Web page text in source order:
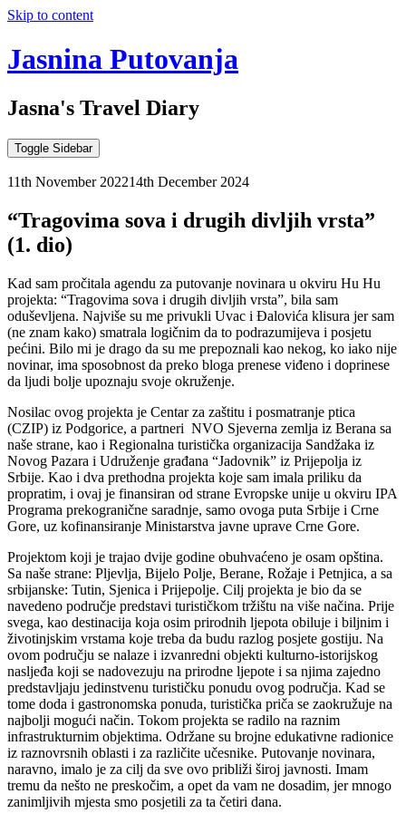
Skip to content
Jasnina Putovanja
Jasna's Travel Diary
Toggle Sidebar
11th November 202214th December 2024
“Tragovima sova i drugih divljih vrsta”
(1. dio)
Kad sam pročitala agendu za putovanje novinara u okviru Hu Hu
projekta: “Tragovima sova i drugih divljih vrsta”, bila sam
oduševljena. Najviše su me privukli Uvac i Đalovića klisura jer sam
(ne znam kako) smatrala logičnim da to podrazumijeva i posjetu
pećini. Bilo mi je drago da su me prepoznali kao nekog, ko iako nije
novinar, ima sposobnost da preko bloga prenese viđeno i doprinese
da ljudi bolje upoznaju svoje okruženje.
Nosilac ovog projekta je Centar za zaštitu i posmatranje ptica
(CZIP) iz Podgorice, a partneri NVO Sjeverna zemlja iz Berana sa
naše strane, kao i Regionalna turistička organizacija Sandžaka iz
Novog Pazara i Udruženje građana “Jadovnik” iz Prijepolja iz
Srbije. Kao i dva prethodna projekta koje sam imala priliku da
propratim, i ovaj je finansiran od strane Evropske unije u okviru IPA
Programa prekogranične saradnje, samo ovoga puta Srbije i Crne
Gore, uz kofinansiranje Ministarstva javne uprave Crne Gore.
Projektom koji je trajao dvije godine obuhvaćeno je osam opština.
Sa naše strane: Pljevlja, Bijelo Polje, Berane, Rožaje i Petnjica, a sa
srbijanske: Tutin, Sjenica i Prijepolje. Cilj projekta je bio da se
navedeno područje predstavi turističkom tržištu na više načina. Prije
svega, kao destinacija koja osim prirodnih ljepota obiluje i biljnim i
životinjskim vrstama koje treba da budu razlog posjete gostiju. Na
ovom području se nalaze i izvanredni objekti kulturno-istorijskog
nasljeđa koji se nadovezuju na prirodne ljepote i sa njima zajedno
predstavljaju jedinstvenu turističku ponudu ovog područja. Kad se
tome doda i gastronomska ponuda, turistička priča se zaokružuje na
najbolji mogući način. Tokom projekta se radilo na raznim
infrastrukturnim objektima. Održane su brojne edukativne radionice
iz raznovrsnih oblasti i za različite učesnike. Putovanje novinara,
naravno, imalo je za cilj da sve ovo približi široj javnosti. Imam
tremu da nešto ne preskočim, a opet da vam ne dosadim, jer mnogo
zanimljivih mjesta smo posjetili za ta četiri dana.